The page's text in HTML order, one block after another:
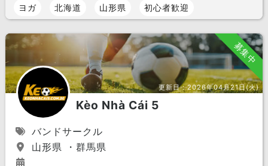
ヨガ 北海道 山形県 初心者歓迎
募集中
更新日：2026年04月21日(火)
Kèo Nhà Cái 5
バンドサークル
山形県 ・群馬県